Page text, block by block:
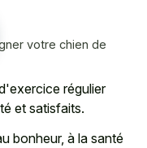
votre chien de
régulier
et satisfaits.
bonheur, à la santé